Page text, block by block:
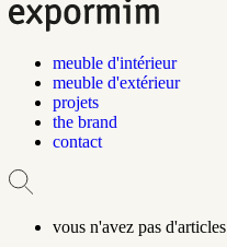
meuble d'intérieur
meuble d'extérieur
projets
the brand
contact
vous n'avez pas d'articles